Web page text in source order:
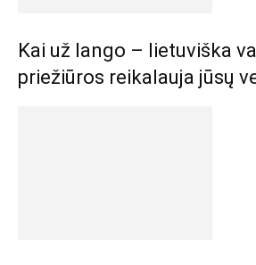
Kai už lango – lietuviška
priežiūros reikalauja jūsų